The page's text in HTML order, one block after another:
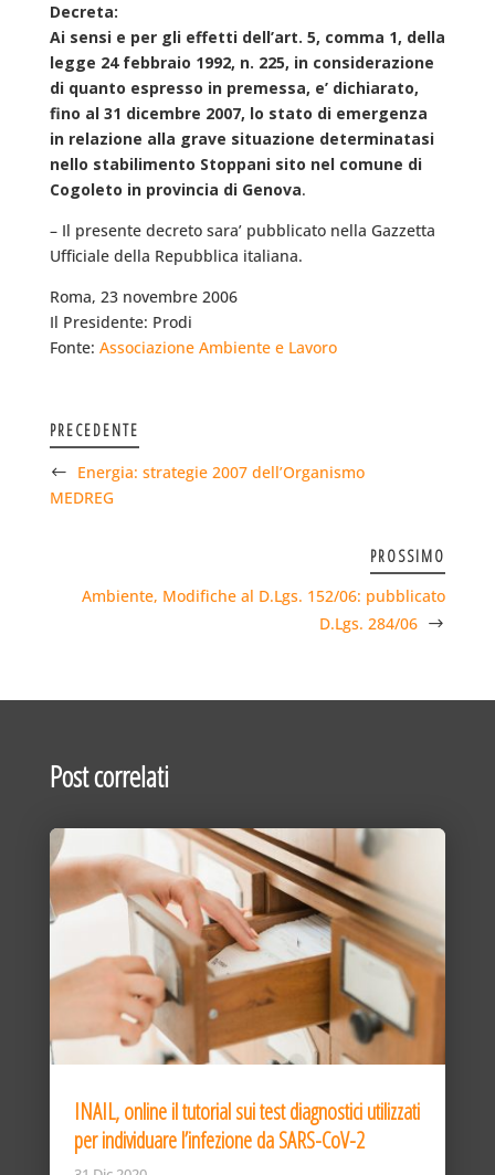
Decreta:
Ai sensi e per gli effetti dell’art. 5, comma 1, della
legge 24 febbraio 1992, n. 225, in considerazione
di quanto espresso in premessa, e’ dichiarato,
fino al 31 dicembre 2007, lo stato di emergenza
in relazione alla grave situazione determinatasi
nello stabilimento Stoppani sito nel comune di
Cogoleto in provincia di Genova.
– Il presente decreto sara’ pubblicato nella Gazzetta
Ufficiale della Repubblica italiana.
Roma, 23 novembre 2006
Il Presidente: Prodi
Fonte: Associazione Ambiente e Lavoro
PRECEDENTE
Energia: strategie 2007 dell’Organismo
MEDREG
PROSSIMO
Ambiente, Modifiche al D.Lgs. 152/06: pubblicato
D.Lgs. 284/06
Post correlati
INAIL, online il tutorial sui test diagnostici utilizzati
per individuare l’infezione da SARS-CoV-2